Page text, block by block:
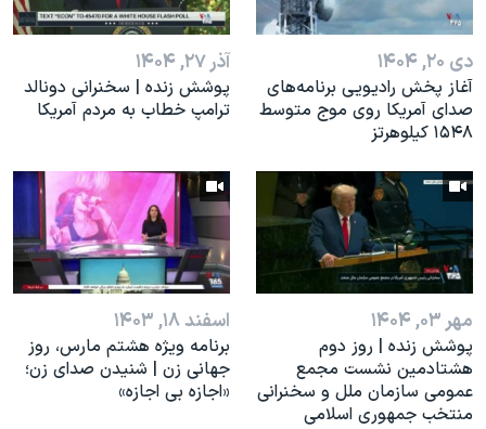
همایش محافظه‌کاران آمریکا «سی‌پک»
صفحه‌های ویژه
دی ۲۰, ۱۴۰۴
آغاز پخش رادیویی برنامه‌های
صدای آمریکا روی موج متوسط
۱۵۴۸ کیلوهرتز
آذر ۲۷, ۱۴۰۴
پوشش زنده | سخنرانی دونالد
ترامپ خطاب به مردم آمریکا
مهر ۰۳, ۱۴۰۴
پوشش زنده | روز دوم
هشتادمین نشست مجمع
عمومی سازمان ملل و سخنرانی
منتخب جمهوری اسلامی
اسفند ۱۸, ۱۴۰۳
برنامه ویژه هشتم مارس، روز
جهانی زن | شنیدن صدای زن؛
«اجازه بی اجازه»